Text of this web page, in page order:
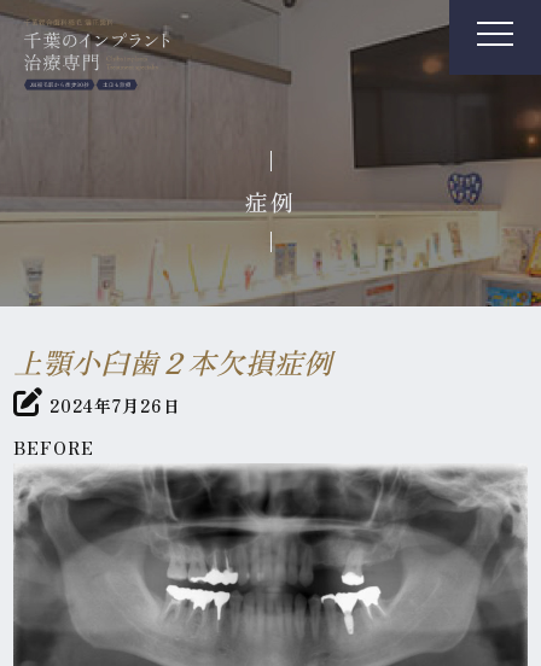
症例
上顎小臼歯２本欠損症例
2024年7月26日
BEFORE